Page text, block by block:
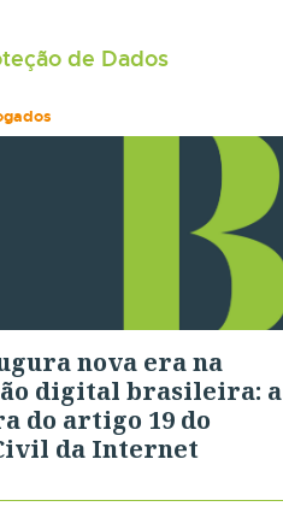
de Dados
nova era na
digital brasileira: a
do artigo 19 do
da Internet